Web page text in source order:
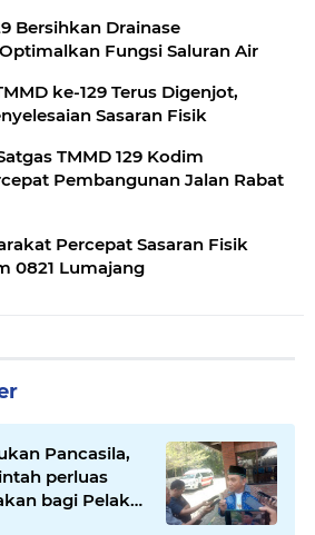
Bersihkan Drainase
Fungsi Saluran Air
ke-129 Terus Digenjot,
Sasaran Fisik
TMMD 129 Kodim
Pembangunan Jalan Rabat
Percepat Sasaran Fisik
0821 Lumajang
Pancasila,
perluas
bagi Pelaku